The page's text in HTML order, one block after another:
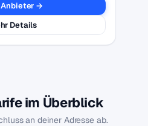
Anbieter →
Details
im Überblick
an deiner Adresse ab.